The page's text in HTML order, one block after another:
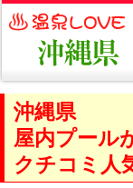
沖縄県
屋内プール
クチコミ人